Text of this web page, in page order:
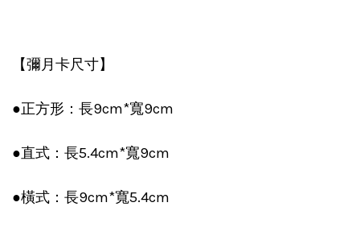
【彌月卡尺寸】
●正方形：長9cm*寬9cm
●直式：長5.4cm*寬9cm
●橫式：長9cm*寬5.4cm